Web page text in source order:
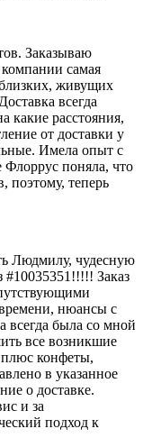
Заказываю
компании самая
живущих
всегда
какие расстояния,
от доставки у
Имела опыт с
поняла, что
поэтому, теперь
Людмилу, чудесную
#10035351!!!!! Заказ
нюансы с
была со мной
все возникшие
конфеты,
в указанное
о доставке.
и за
подход к